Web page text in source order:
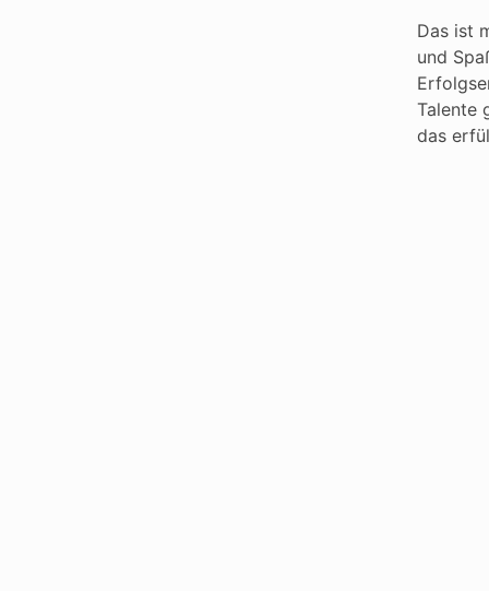
Das ist
und
Talente
das